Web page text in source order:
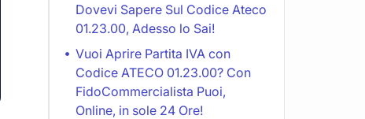
Dovevi Sapere Sul Codice Ateco
01.23.00, Adesso lo Sai!
Vuoi Aprire Partita IVA con
Codice ATECO 01.23.00? Con
FidoCommercialista Puoi,
Online, in sole 24 Ore!